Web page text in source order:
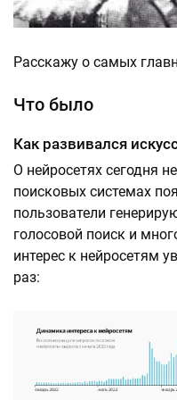
Расскажу о самых
Что было
Как развивался
О нейросетях сегодня
поисковых системах
пользователи
голосовой поиск и
интерес к нейросетям
раз: